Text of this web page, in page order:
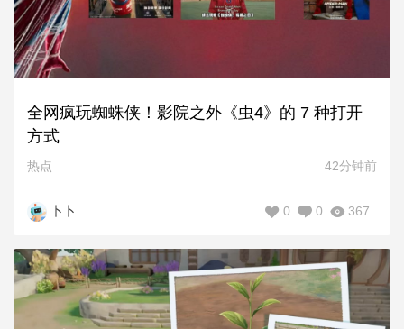
全网疯玩蜘蛛侠！影院之外《虫4》的 7 种打开
方式
热点 42分钟前
卜卜 367
0
0